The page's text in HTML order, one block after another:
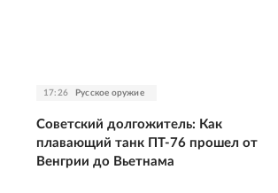
17:26 Русское оружие
Советский долгожитель: Как
плавающий танк ПТ-76 прошел от
Венгрии до Вьетнама